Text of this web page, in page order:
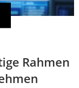
Rahmen